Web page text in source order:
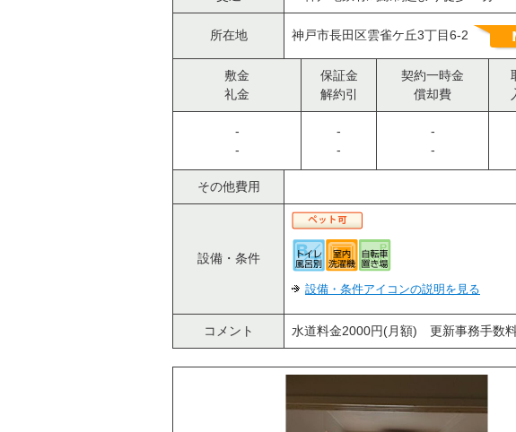
所在地 神戸市長田区雲雀ケ丘3丁目6-2
敷金
礼金
保証金
解約引
契約一時金
償却費
-
-
-
-
-
-
その他費用
設備・条件
設備・条件アイコンの説明を見る
コメント 水道料金2000円(月額) 更新事務手数